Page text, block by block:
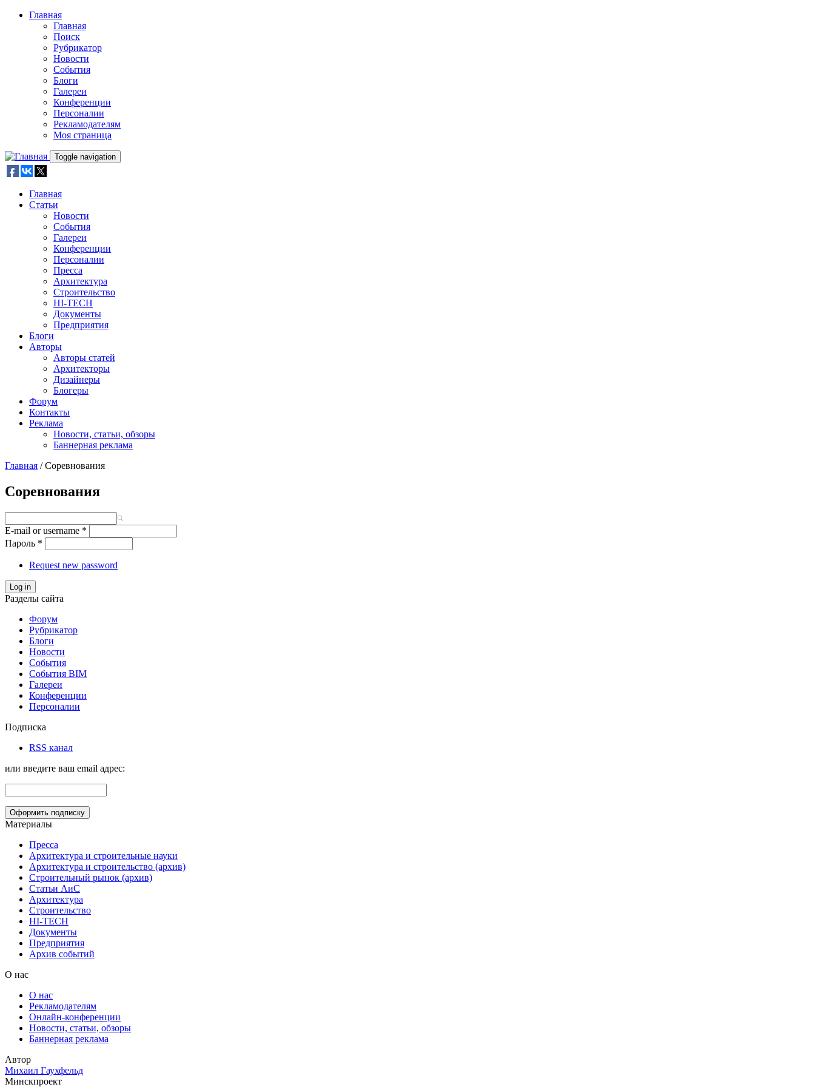
Skip to main content
Главная
Главная
Поиск
Рубрикатор
Новости
События
Блоги
Галереи
Конференции
Персоналии
Рекламодателям
Моя страница
Toggle navigation
Главная
Статьи
Новости
События
Галереи
Конференции
Персоналии
Пресса
Архитектура
Строительство
HI-TECH
Документы
Предприятия
Блоги
Авторы
Авторы статей
Архитекторы
Дизайнеры
Блогеры
Форум
Контакты
Реклама
Новости, статьи, обзоры
Баннерная реклама
Главная / Соревнования
Соревнования
E-mail or username *
Пароль *
Request new password
Log in
Разделы сайта
Форум
Рубрикатор
Блоги
Новости
События
События BIM
Галереи
Конференции
Персоналии
Подписка
RSS канал
или введите ваш email адрес:
Материалы
Пресса
Архитектура и строительные науки
Архитектура и строительство (архив)
Строительный рынок (архив)
Статьи АиС
Архитектура
Строительство
HI-TECH
Документы
Предприятия
Архив событий
О нас
О нас
Рекламодателям
Онлайн-конференции
Новости, статьи, обзоры
Баннерная реклама
Автор
Михаил Гаухфельд
Минскпроект